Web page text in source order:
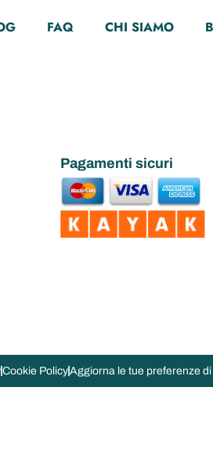
FAQ CHI SIAMO
Pagamenti sicuri
Cookie PolicyAggiorna le tue preferenze